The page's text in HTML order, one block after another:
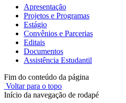
Apresentação
Projetos e Programas
Estágio
Convênios e Parcerias
Editais
Documentos
Assistência Estudantil
Fim do conteúdo da página
Voltar para o topo
Início da navegação de rodapé